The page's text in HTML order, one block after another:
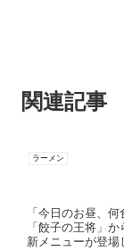
関連記事
ラーメン
「今日のお昼、
「餃子の王将」
新メニューが登場